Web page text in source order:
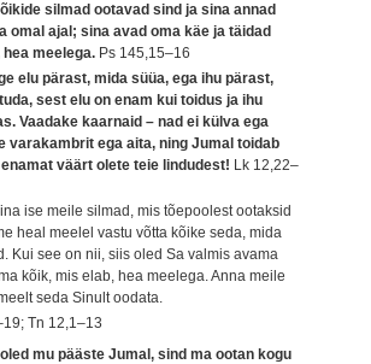
silmad ootavad sind ja sina annad
omal ajal; sina avad oma käe ja täidad
meelega. Ps 145,15–16
elu pärast, mida süüa, ega ihu pärast,
sest elu on enam kui toidus ja ihu
Vaadake kaarnaid – nad ei külva ega
varakambrit ega aita, ning Jumal toidab
väärt olete teie lindudest! Lk 12,22–
ise meile silmad, mis tõepoolest ootaksid
heal meelel vastu võtta kõike seda, mida
Kui see on nii, siis oled Sa valmis avama
kõik, mis elab, hea meelega. Anna meile
seda Sinult oodata.
Tn 12,1–13
mu pääste Jumal, sind ma ootan kogu